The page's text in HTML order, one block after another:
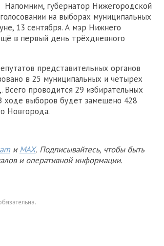
Напомним, губернатор Нижегородской
на выборах муниципальных
13 сентября. А мэр Нижнего
в первый день трёхдневного
представительных органов
в 25 муниципальных и четырех
проводится 29 избирательных
ходе выборов будет замещено 428
Новгорода.
и MAX. Подписывайтесь, чтобы быть
и оперативной информации.